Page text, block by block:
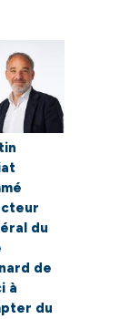
du
de
à
du